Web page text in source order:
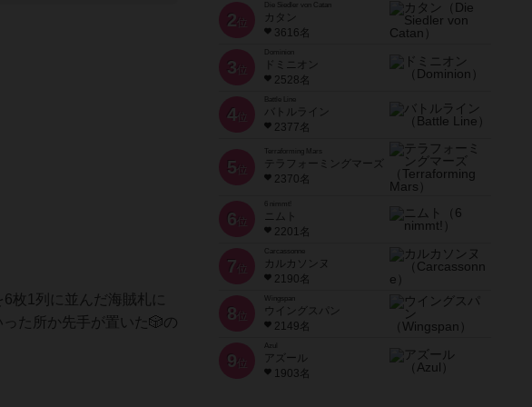
枚1列に並んだ海賊札に
た所か先手が置いた🎲の
2 位
Die Siedler von Catan
カタン
3616名
3 位
ドミニオン
2528名
4位
Battle Line
バトルライン
2377名
5 位
Terraforming Mars
テラフォーミングマーズ
2370名
6 位
ニムト
2201名
7 位
Carcassonne
カルカソンヌ
2190名
8 位
Wingspan
ウイングスパン
2149名
9 位
Azul
アズール
1903名